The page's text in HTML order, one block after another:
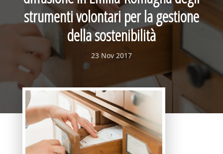
strumenti volontari per la gestione
della sostenibilità
23 Nov 2017